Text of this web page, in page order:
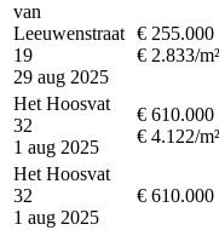
van
Leeuwenstraat
19
29 aug 2025
€ 255.000
€ 2.833/m²
Het Hoosvat
32
1 aug 2025
€ 610.000
€ 4.122/m²
Het Hoosvat
32
1 aug 2025
€ 610.000